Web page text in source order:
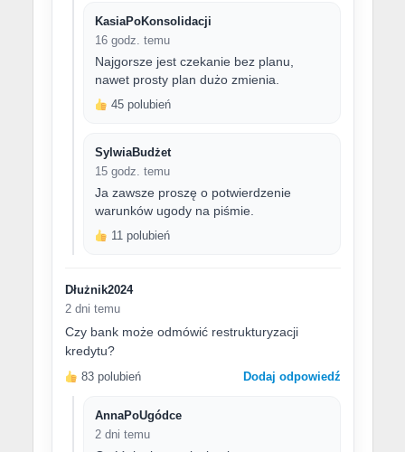
KasiaPoKonsolidacji
16 godz. temu
Najgorsze jest czekanie bez planu,
nawet prosty plan dużo zmienia.
45 polubień
SylwiaBudżet
15 godz. temu
Ja zawsze proszę o potwierdzenie
warunków ugody na piśmie.
11 polubień
Dłużnik2024
2 dni temu
Czy bank może odmówić restrukturyzacji
kredytu?
83 polubień Dodaj odpowiedź
AnnaPoUgódce
2 dni temu